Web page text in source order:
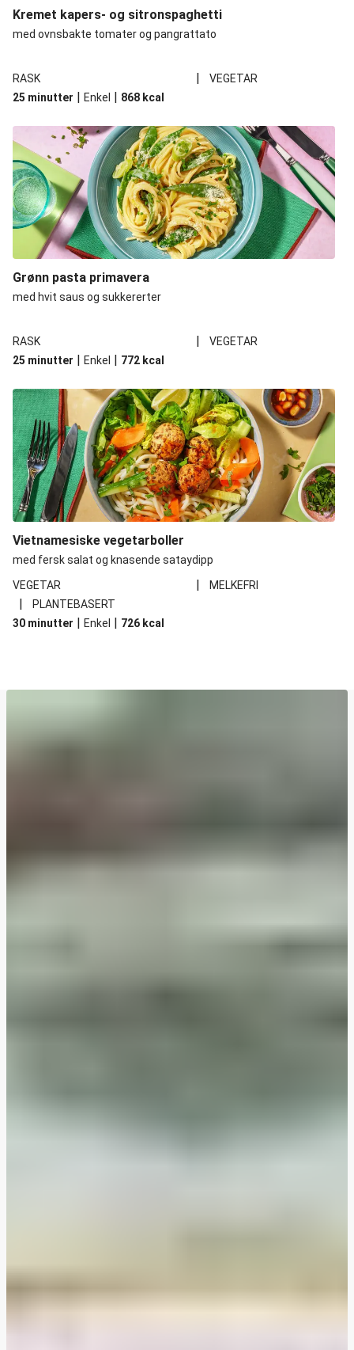
Kremet kapers- og sitronspaghetti
med ovnsbakte tomater og pangrattato
RASK |
VEGETAR
25 minutter | Enkel | 868 kcal
Grønn pasta primavera
med hvit saus og sukkererter
RASK |
VEGETAR
25 minutter | Enkel | 772 kcal
Vietnamesiske vegetarboller
med fersk salat og knasende sataydipp
VEGETAR
| MELKEFRI
|
PLANTEBASERT
30 minutter | Enkel | 726 kcal